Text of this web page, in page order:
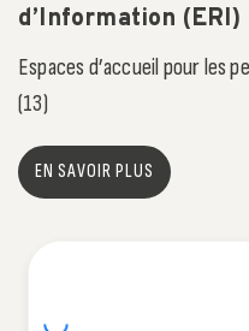
d’Information (ERI)
Espaces d’accueil pour les
(13)
EN SAVOIR PLUS